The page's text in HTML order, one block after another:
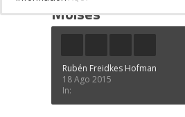
Moises
Rubén Freidkes Hofman
18 Ago 2015
In: